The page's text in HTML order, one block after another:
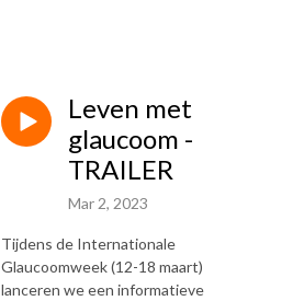
Leven met
glaucoom -
TRAILER
Mar 2, 2023
Tijdens de Internationale
Glaucoomweek (12-18 maart)
lanceren we een informatieve